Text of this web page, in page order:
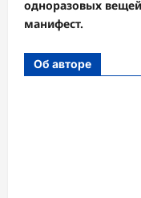
одноразовых
манифест.
Об авторе